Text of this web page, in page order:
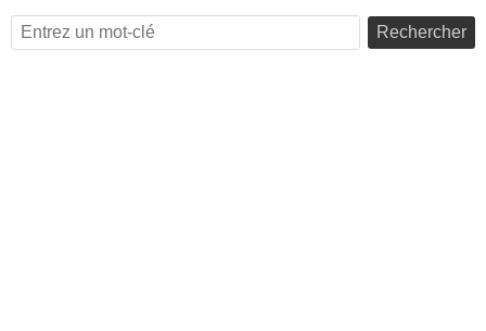
Rechercher